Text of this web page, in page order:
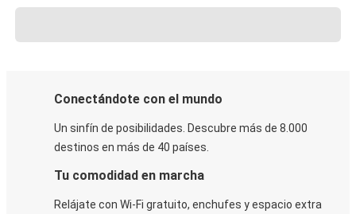
Conectándote con el mundo
Un sinfín de posibilidades. Descubre más de 8.000
destinos en más de 40 países.
Tu comodidad en marcha
Relájate con Wi-Fi gratuito, enchufes y espacio extra